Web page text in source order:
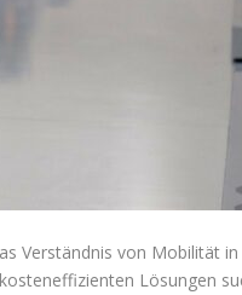
Verständnis von Mobilität
Lösungen